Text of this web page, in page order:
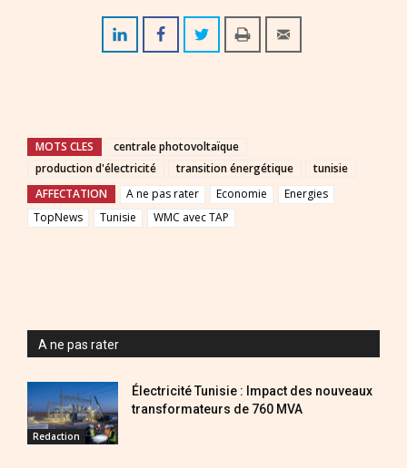
MOTS CLES
centrale photovoltaïque
production d'électricité
transition énergétique
tunisie
AFFECTATION
A ne pas rater Economie
Energies
TopNews
Tunisie WMC avec TAP
A ne pas rater
Redaction
Électricité Tunisie : Impact des nouveaux
transformateurs de 760 MVA